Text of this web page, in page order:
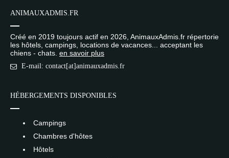
ANIMAUXADMIS.FR
Créé en 2019 toujours actif en 2026, AnimauxAdmis.fr répertorie
les hôtels, campings, locations de vacances... acceptant les
chiens - chats. en savoir plus
E-mail: contact[at]animauxadmis.fr
HÉBERGEMENTS DISPONIBLES
Campings
Chambres d'hôtes
Hôtels